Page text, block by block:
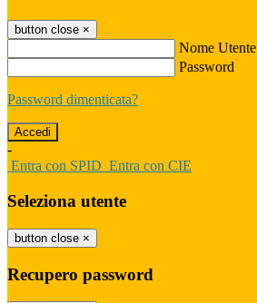
button close ×
Nome Utente
Password
Password dimenticata?
-
Entra con SPID Entra con CIE
Seleziona utente
button close ×
Recupero password